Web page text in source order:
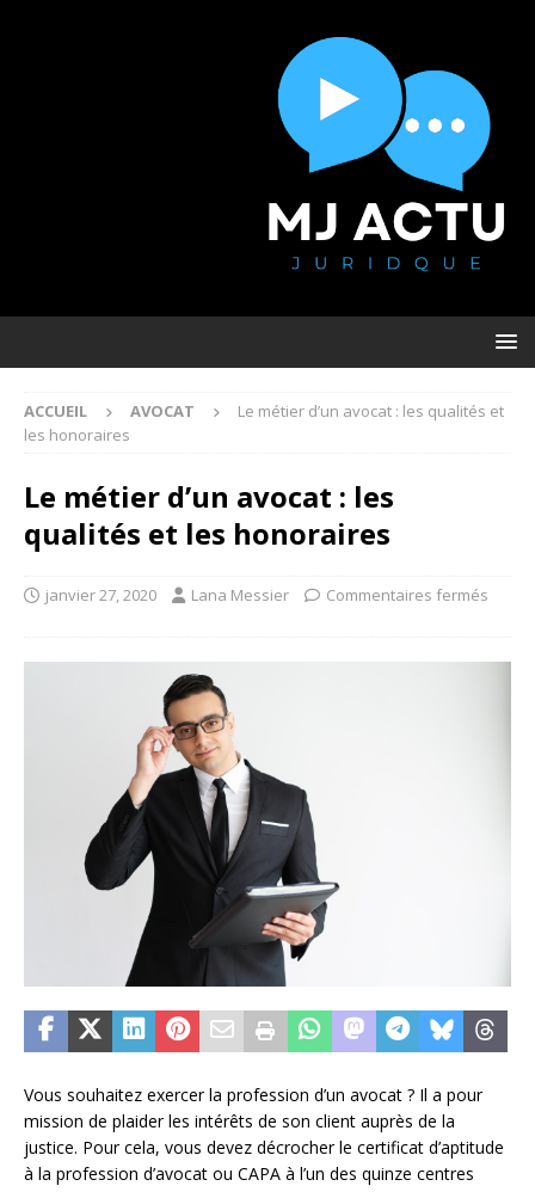
ACCUEIL AVOCAT
Le métier d’un avocat : les qualités et
les honoraires
Le métier d’un avocat : les
qualités et les honoraires
janvier 27, 2020 Lana Messier Commentaires fermés
Vous souhaitez exercer la profession d’un avocat ? Il a pour
mission de plaider les intérêts de son client auprès de la
justice. Pour cela, vous devez décrocher le certificat d’aptitude
à la profession d’avocat ou CAPA à l’un des quinze centres